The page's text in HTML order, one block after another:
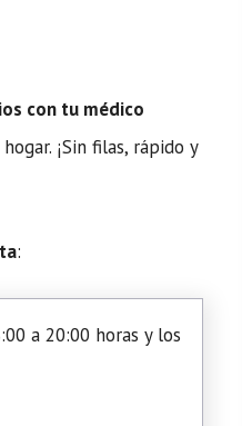
con tu médico
¡Sin filas, rápido y
:
a 20:00 horas y los